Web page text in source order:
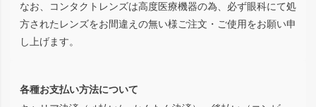
なお、コンタクトレンズは高度医療機器の為、必ず眼科にて処
方されたレンズをお間違えの無い様ご注文・ご使用をお願い申
し上げます。
各種お支払い方法について